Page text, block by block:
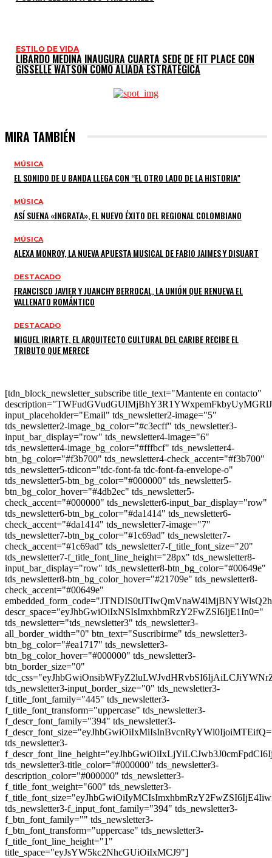
ESTILO DE VIDA
LIBARDO MEDINA INAUGURA CUARTA SEDE DE FIT PLACE CON
GISSELLE WATSON COMO ALIADA ESTRATÉGICA
MIRA TAMBIÉN
MÚSICA
EL SONIDO DE U BANDA LLEGA CON “EL OTRO LADO DE LA HISTORIA”
MÚSICA
ASÍ SUENA «INGRATA», EL NUEVO ÉXITO DEL REGIONAL COLOMBIANO
MÚSICA
ALEXA MONROY, LA NUEVA APUESTA MUSICAL DE FABIO JAIMES Y DISUART
DESTACADO
FRANCISCO JAVIER Y JUANCHY BERROCAL, LA UNIÓN QUE RENUEVA EL
VALLENATO ROMÁNTICO
DESTACADO
MIGUEL IRIARTE, EL ARQUITECTO CULTURAL DEL CARIBE RECIBE EL
TRIBUTO QUE MERECE
[tdn_block_newsletter_subscribe title_text="Mantente en contacto"
input_placeholder="Email" tds_newsletter2-image="5"
tds_newsletter2-image_bg_color="#c3ecff" tds_newsletter3-
input_bar_display="row" tds_newsletter4-image="6"
tds_newsletter4-image_bg_color="#fffbcf" tds_newsletter4-
btn_bg_color="#f3b700" tds_newsletter4-check_accent="#f3b700"
tds_newsletter5-tdicon="tdc-font-fa tdc-font-fa-envelope-o"
tds_newsletter5-btn_bg_color="#000000" tds_newsletter5-
btn_bg_color_hover="#4db2ec" tds_newsletter5-
check_accent="#000000" tds_newsletter6-input_bar_display="row"
tds_newsletter6-btn_bg_color="#da1414" tds_newsletter6-
check_accent="#da1414" tds_newsletter7-image="7"
tds_newsletter7-btn_bg_color="#1c69ad" tds_newsletter7-
check_accent="#1c69ad" tds_newsletter7-f_title_font_size="20"
tds_newsletter7-f_title_font_line_height="28px" tds_newsletter8-
input_bar_display="row" tds_newsletter8-btn_bg_color="#00649e"
tds_newsletter8-btn_bg_color_hover="#21709e" tds_newsletter8-
check_accent="#00649e"
descr_space="eyJhbGwiOiIxNSIsImxhbmRzY2FwZSI6IjE1In0="
tds_newsletter="tds_newsletter3" tds_newsletter3-
all_border_width="0" btn_text="Suscribirme" tds_newsletter3-
btn_bg_color="#ea1717" tds_newsletter3-
btn_bg_color_hover="#000000" tds_newsletter3-
btn_border_size="0"
tds_newsletter3-input_border_size="0" tds_newsletter3-
f_title_font_family="445" tds_newsletter3-
f_title_font_transform="uppercase" tds_newsletter3-
f_descr_font_family="394" tds_newsletter3-
tds_newsletter3-
tds_newsletter3-title_color="#000000" tds_newsletter3-
description_color="#000000" tds_newsletter3-
f_title_font_weight="600" tds_newsletter3-
tds_newsletter3-f_input_font_family="394" tds_newsletter3-
f_btn_font_family="" tds_newsletter3-
f_btn_font_transform="uppercase" tds_newsletter3-
f_title_font_line_height="1"
title_space="eyJsYW5kc2NhcGUiOiIxMCJ9"]